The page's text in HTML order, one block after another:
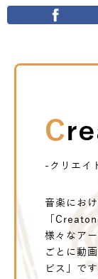
-クリエイ
音楽にお
「
様々なア
ごとに動
ビス」です